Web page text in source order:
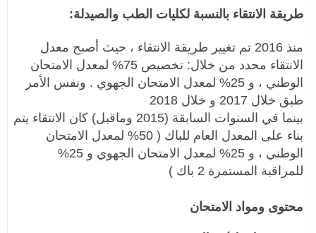
طريقة الانتقاء بالنسبة لكليات الطب والصيدلة:
منذ 2016 تم تغيير طريقة الانتقاء ، حيث أصبح معدل
الانتقاء محدد من خلال: تخصيص 75% لمعدل الامتحان
الوطني ، و 25% لمعدل الامتحان الجهوي . ونفس الأمر
طبق خلال 2017 و خلال 2018
بينما في السنوات السابقة (2015 وماقبل) كان الانتقاء يتم
بناء على المعدل العام للباك ( 50% لمعدل الامتحان
الوطني ، و 25% لمعدل الامتحان الجهوي و 25%
للمراقبة المستمرة 2 باك )
محتوى ومواد الامتحان